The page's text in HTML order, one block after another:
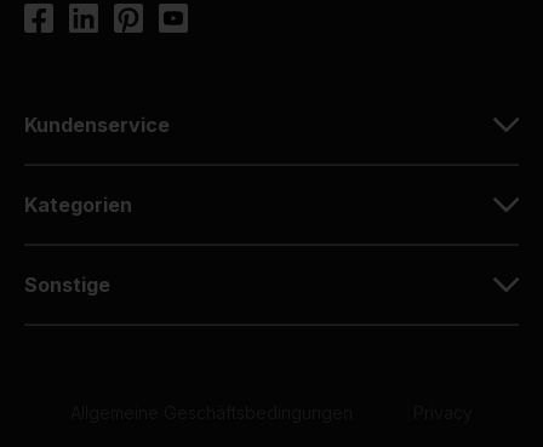
Kundenservice
Kategorien
Sonstige